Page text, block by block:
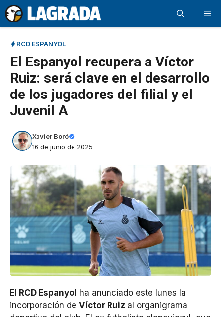
Saltar
al
contenido
RCD ESPANYOL
El Espanyol recupera a Víctor
Ruiz: será clave en el desarrollo
de los jugadores del filial y el
Juvenil A
Xavier Boró
16 de junio de 2025
El RCD Espanyol
ha anunciado este lunes la
incorporación de Víctor Ruiz al organigrama